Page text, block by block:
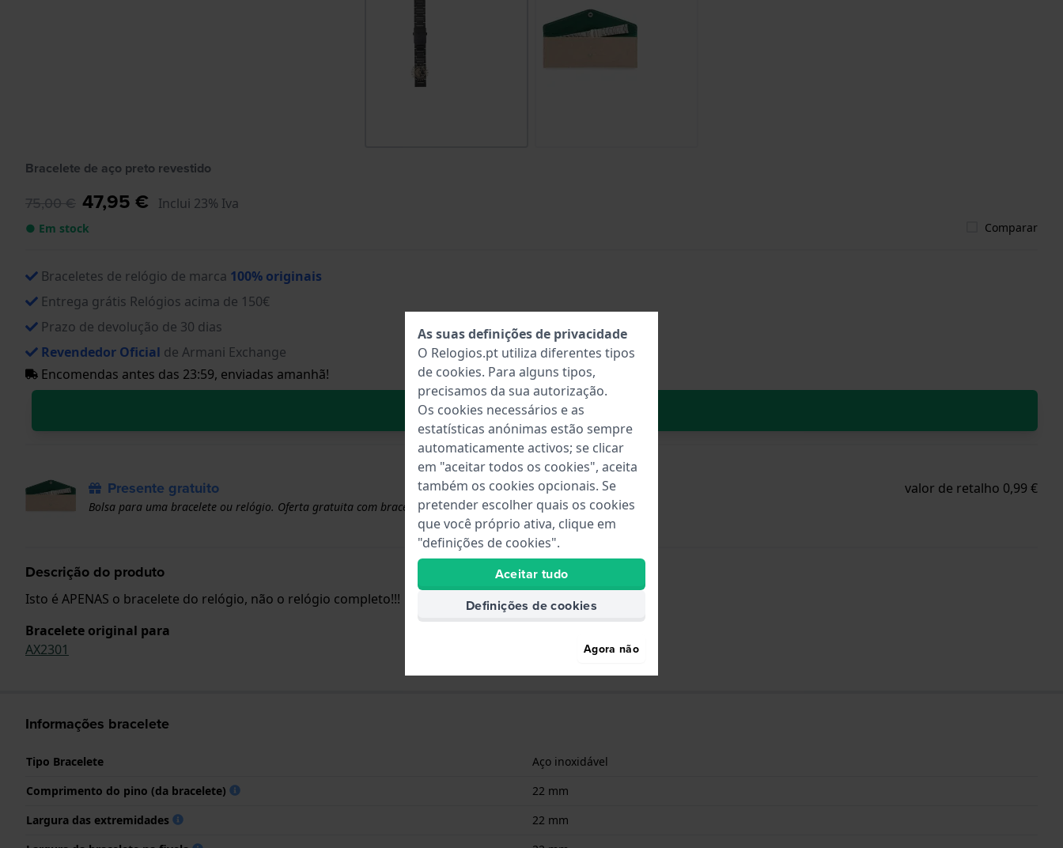
Bracelete de aço preto revestido
75,00 € 47,95 € Inclui 23% Iva
● Em stock Comparar
Braceletes de relógio de marca 100% originais
Entrega grátis Relógios acima de 150€
Prazo de devolução de 30 dias
Revendedor Oficial de Armani Exchange
Encomendas antes das 23:59, enviadas amanhã!
No carrinho
Presente gratuito valor de retalho 0,99 €
Bolsa para uma bracelete ou relógio. Oferta gratuita com braceletes superiores a 50 euros
Descrição do produto
Isto é APENAS o bracelete do relógio, não o relógio completo!!!
Bracelete original para
AX2301
Informações bracelete
Tipo Bracelete
Aço inoxidável
Comprimento do pino (da bracelete)
22 mm
Largura das extremidades
22 mm
As suas definições de privacidade
O Relogios.pt utiliza diferentes tipos
de cookies. Para alguns tipos,
precisamos da sua autorização.
Os cookies necessários e as
estatísticas anónimas estão sempre
automaticamente activos; se clicar
em "aceitar todos os cookies", aceita
também os cookies opcionais. Se
pretender escolher quais os cookies
que você próprio ativa, clique em
"definições de cookies".
Aceitar tudo
Definições de cookies
Agora não